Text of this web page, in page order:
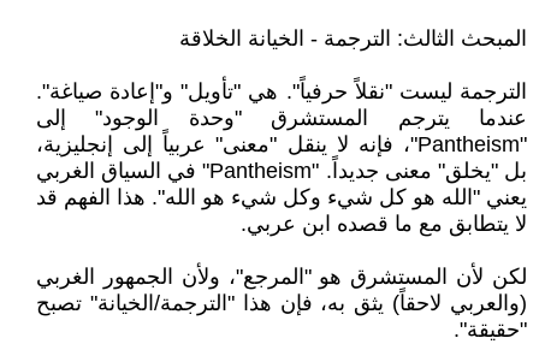
المبحث الثالث: الترجمة - الخيانة الخلاقة
الترجمة ليست "نقلاً حرفياً". هي "تأويل" و"إعادة صياغة".
عندما يترجم المستشرق "وحدة الوجود" إلى
"Pantheism"، فإنه لا ينقل "معنى" عربياً إلى إنجليزية،
بل "يخلق" معنى جديداً. "Pantheism" في السياق الغربي
يعني "الله هو كل شيء وكل شيء هو الله". هذا الفهم قد
لا يتطابق مع ما قصده ابن عربي.
لكن لأن المستشرق هو "المرجع"، ولأن الجمهور الغربي
(والعربي لاحقاً) يثق به، فإن هذا "الترجمة/الخيانة" تصبح
"حقيقة".